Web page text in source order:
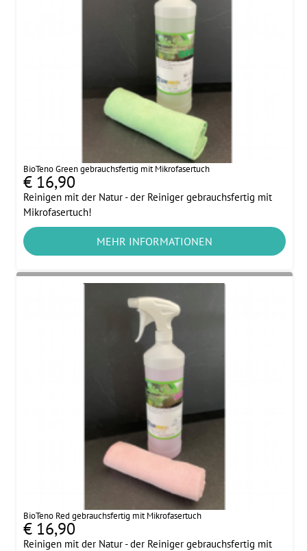
BioTeno Green gebrauchsfertig mit Mikrofasertuch
€ 16,90
Reinigen mit der Natur - der Reiniger gebrauchsfertig mit
Mikrofasertuch!
MEHR INFORMATIONEN
BioTeno Red gebrauchsfertig mit Mikrofasertuch
€ 16,90
Reinigen mit der Natur - der Reiniger gebrauchsfertig mit